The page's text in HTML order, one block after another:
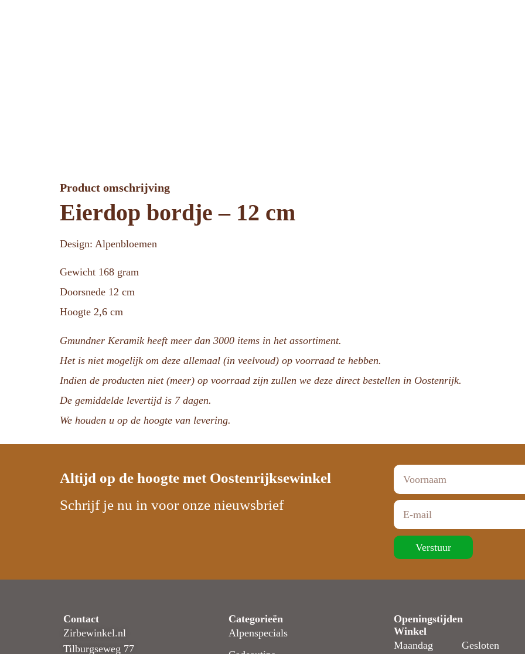
Product omschrijving
Eierdop bordje – 12 cm
Design: Alpenbloemen
Gewicht 168 gram
Doorsnede 12 cm
Hoogte 2,6 cm
Gmundner Keramik heeft meer dan 3000 items in het assortiment.
Het is niet mogelijk om deze allemaal (in veelvoud) op voorraad te hebben.
Indien de producten niet (meer) op voorraad zijn zullen we deze direct bestellen in Oostenrijk.
De gemiddelde levertijd is 7 dagen.
We houden u op de hoogte van levering.
Altijd op de hoogte met Oostenrijksewinkel
Schrijf je nu in voor onze nieuwsbrief
Verstuur
Contact
Zirbewinkel.nl
Tilburgseweg 77
Categorieën
Alpenspecials
Openingstijden
Winkel
Maandag
Gesloten